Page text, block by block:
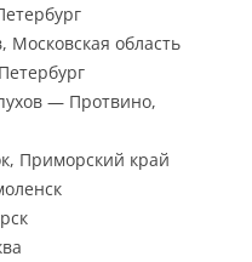
Московская область
— Протвино,
Приморский край